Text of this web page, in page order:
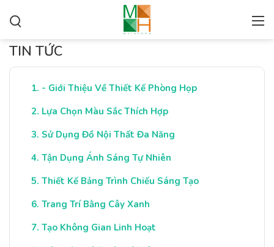
TIN TỨC
- Giới Thiệu Về Thiết Kế Phòng Họp
Lựa Chọn Màu Sắc Thích Hợp
Sử Dụng Đồ Nội Thất Đa Năng
Tận Dụng Ánh Sáng Tự Nhiên
Thiết Kế Bảng Trình Chiếu Sáng Tạo
Trang Trí Bằng Cây Xanh
Tạo Không Gian Linh Hoạt